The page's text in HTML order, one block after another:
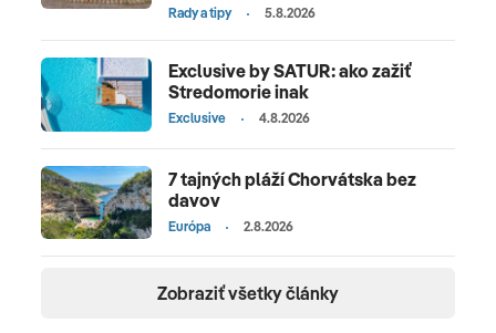
Rady a tipy 5.8.2026
Exclusive by SATUR: ako zažiť
Stredomorie inak
Exclusive 4.8.2026
7 tajných pláží Chorvátska bez
davov
Európa 2.8.2026
Zobraziť všetky články